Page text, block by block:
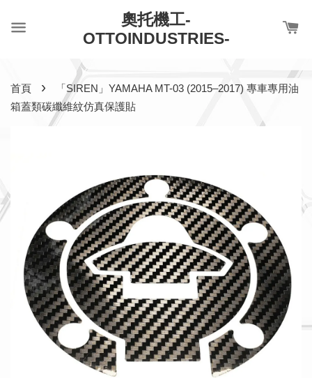
奧托機工-
OTTOINDUSTRIES-
首頁 ›
「SIREN」YAMAHA MT-03 (2015–2017) 專車專用油
箱蓋類碳纖維紋仿真保護貼